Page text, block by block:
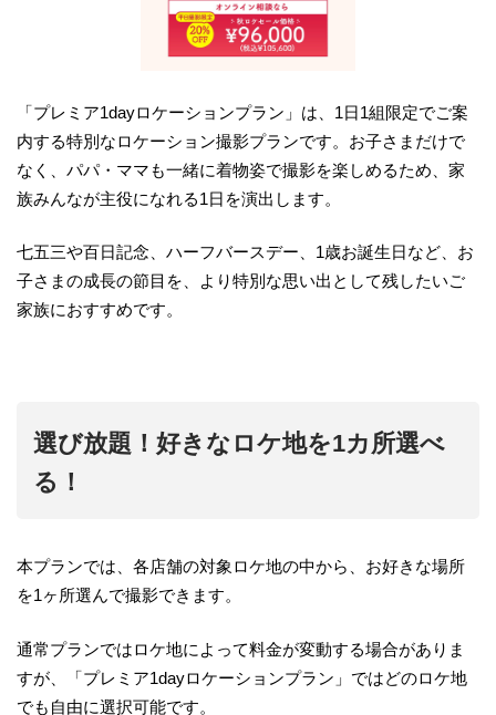
「プレミア1dayロケーションプラン」は、1日1組限定でご案
内する特別なロケーション撮影プランです。お子さまだけで
なく、パパ・ママも一緒に着物姿で撮影を楽しめるため、家
族みんなが主役になれる1日を演出します。
七五三や百日記念、ハーフバースデー、1歳お誕生日など、お
子さまの成長の節目を、より特別な思い出として残したいご
家族におすすめです。
選び放題！好きなロケ地を1カ所選べ
る！
本プランでは、各店舗の対象ロケ地の中から、お好きな場所
を1ヶ所選んで撮影できます。
通常プランではロケ地によって料金が変動する場合がありま
すが、「プレミア1dayロケーションプラン」ではどのロケ地
でも自由に選択可能です。